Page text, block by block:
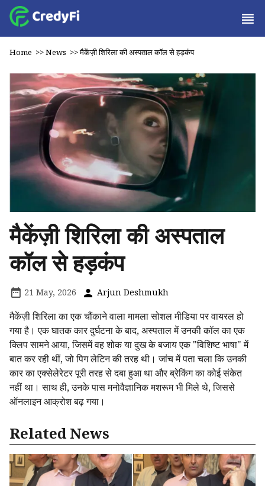
Home >>News >>मैकेंज़ी शिरिला की अस्पताल कॉल से हड़कंप
मैकेंज़ी शिरिला की अस्पताल
कॉल से हड़कंप
21 May, 2026 Arjun Deshmukh
मैकेंज़ी शिरिला का एक चौंकाने वाला मामला सोशल मीडिया पर वायरल हो
गया है। एक घातक कार दुर्घटना के बाद, अस्पताल में उनकी कॉल का एक
क्लिप सामने आया, जिसमें वह शोक या दुख के बजाय एक "विशिष्ट भाषा" में
बात कर रही थीं, जो पिग लेटिन की तरह थी। जांच में पता चला कि उनकी
कार का एक्सेलेरेटर पूरी तरह से दबा हुआ था और ब्रेकिंग का कोई संकेत
नहीं था। साथ ही, उनके पास मनोवैज्ञानिक मशरूम भी मिले थे, जिससे
ऑनलाइन आक्रोश बढ़ गया।
Related News